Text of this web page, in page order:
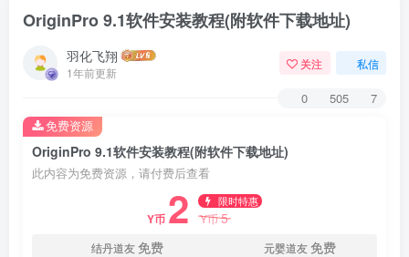
OriginPro 9.1软件安装教程(附软件下载地址)
羽化飞翔
1年前更新
关注 私信
0 505 7
OriginPro 9.1软件安装教程(附软件下载地址)
此内容为免费资源，请付费后查看
Y币 2 限时特惠
Y币5
结丹道友免费 元婴道友免费
免费资源